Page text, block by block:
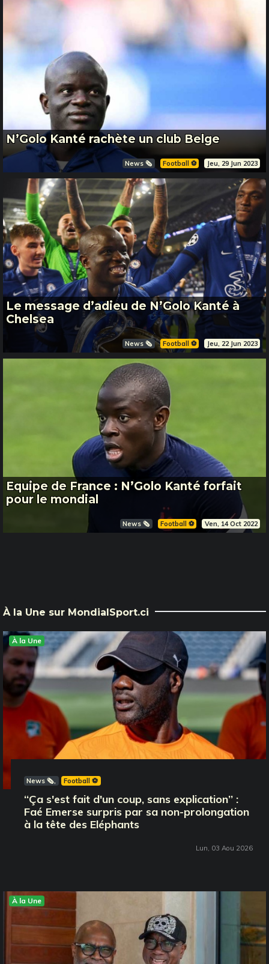
N’Golo Kanté rachète un club Belge
News 🗞️ Football ⚽️ Jeu, 29 Jun 2023
Le message d’adieu de N’Golo Kanté à
Chelsea
News 🗞️ Football ⚽️ Jeu, 22 Jun 2023
Equipe de France : N’Golo Kanté forfait
pour le mondial
News 🗞️ Football ⚽️ Ven, 14 Oct 2022
À la Une sur MondialSport.ci
À la Une
News 🗞️ Football ⚽️
‘‘Ça s'est fait d'un coup, sans explication’’ :
Faé Emerse surpris par sa non-prolongation
à la tête des Eléphants
Lun, 03 Aou 2026
À la Une